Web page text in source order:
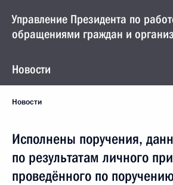
Управление Президента по
обращениями граждан и
Новости
Новости
Исполнены поручения,
по результатам личного
проведённого по